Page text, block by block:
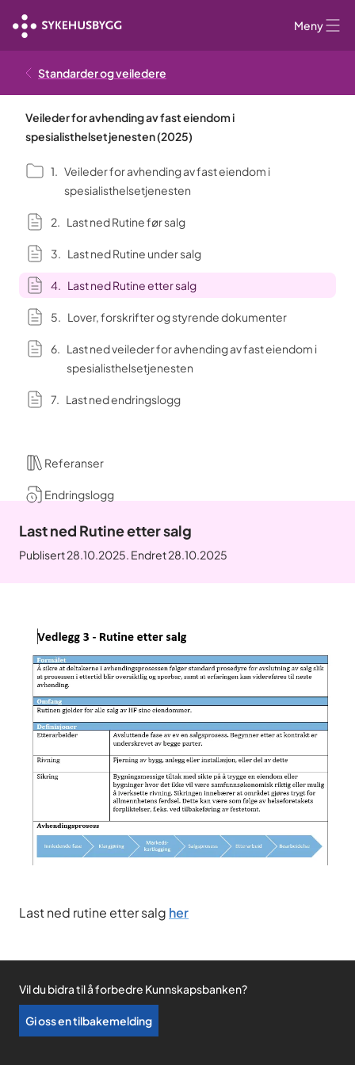
Meny
Standarder og veiledere
Veileder for avhending av fast eiendom i
spesialisthelsetjenesten (2025)
Veileder for avhending av fast eiendom i
spesialisthelsetjenesten
Last ned Rutine før salg
Last ned Rutine under salg
Last ned Rutine etter salg
Lover, forskrifter og styrende dokumenter
Last ned veileder for avhending av fast eiendom i
spesialisthelsetjenesten
Last ned endringslogg
Referanser
Endringslogg
Last ned Rutine etter salg
Publisert 28.10.2025. Endret 28.10.2025
Last ned rutine etter salg her
Vil du bidra til å forbedre Kunnskapsbanken?
Gi oss en tilbakemelding